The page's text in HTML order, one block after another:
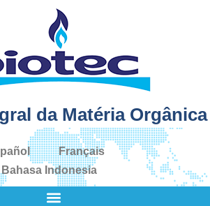
da Matéria Orgânica
Français
Bahasa Indonesia